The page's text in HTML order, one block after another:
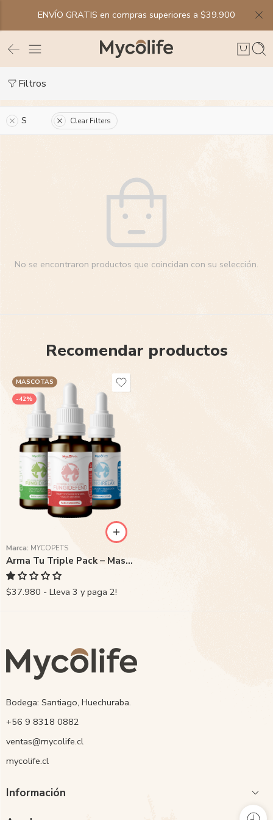
ENVÍO GRATIS en compras superiores a $39.900
Filtros
S Clear Filters
No se encontraron productos que coincidan con su selección.
Recomendar productos
MASCOTAS
-42%
Marca: MYCOPETS
Arma Tu Triple Pack – Mascotas
$37.980 - Lleva 3 y paga 2!
Bodega: Santiago, Huechuraba.
‭+56 9 8318 0882‬
ventas@mycolife.cl
mycolife.cl
Información